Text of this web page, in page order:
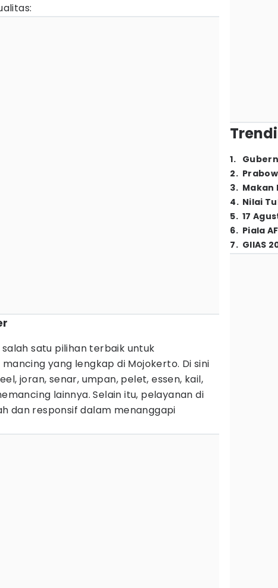
satu pilihan terbaik untuk
yang lengkap di Mojokerto. Di sini
joran, senar, umpan, pelet, essen, kail,
lainnya. Selain itu, pelayanan di
dan responsif dalam menanggapi
1.
2.
3. Makan
4. Nilai
5. 17
6. Piala
7. GIIAS